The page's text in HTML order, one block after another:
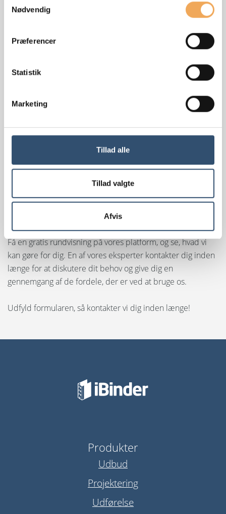
Nødvendig
Præferencer
Statistik
Marketing
Tillad alle
Tillad valgte
Afvis
Lad os fortælle dig mere!
Få en gratis rundvisning på vores platform, og se, hvad vi
kan gøre for dig. En af vores eksperter kontakter dig inden
længe for at diskutere dit behov og give dig en
gennemgang af de fordele, der er ved at bruge os.
Udfyld formularen, så kontakter vi dig inden længe!
privatlivspolitik
Produkter
Udbud
Projektering
Udførelse